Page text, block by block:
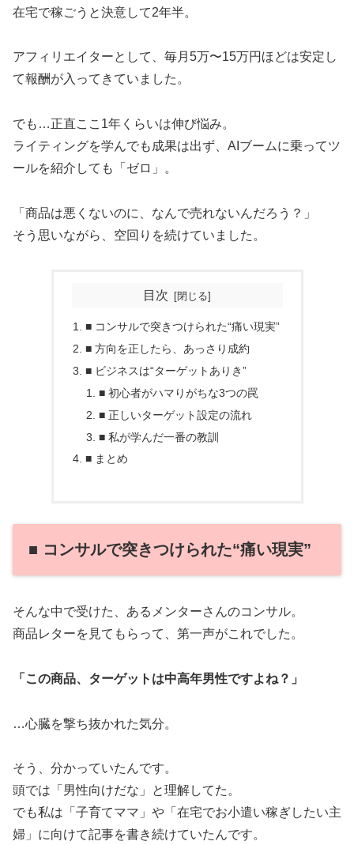
在宅で稼ごうと決意して2年半。
アフィリエイターとして、毎月5万〜15万円ほどは安定し
て報酬が入ってきていました。
でも…正直ここ1年くらいは伸び悩み。
ライティングを学んでも成果は出ず、AIブームに乗ってツ
ールを紹介しても「ゼロ」。
「商品は悪くないのに、なんで売れないんだろう？」
そう思いながら、空回りを続けていました。
目次
■ コンサルで突きつけられた“痛い現実”
■ 方向を正したら、あっさり成約
■ ビジネスは“ターゲットありき”
■ 初心者がハマりがちな3つの罠
■ 正しいターゲット設定の流れ
■ 私が学んだ一番の教訓
■ まとめ
■ コンサルで突きつけられた“痛い現実”
そんな中で受けた、あるメンターさんのコンサル。
商品レターを見てもらって、第一声がこれでした。
「この商品、ターゲットは中高年男性ですよね？」
…心臓を撃ち抜かれた気分。
そう、分かっていたんです。
頭では「男性向けだな」と理解してた。
でも私は「子育てママ」や「在宅でお小遣い稼ぎしたい主
婦」に向けて記事を書き続けていたんです。